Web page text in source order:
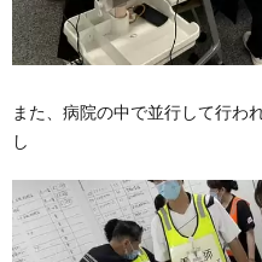
また、病院の中で並行して行わ
し